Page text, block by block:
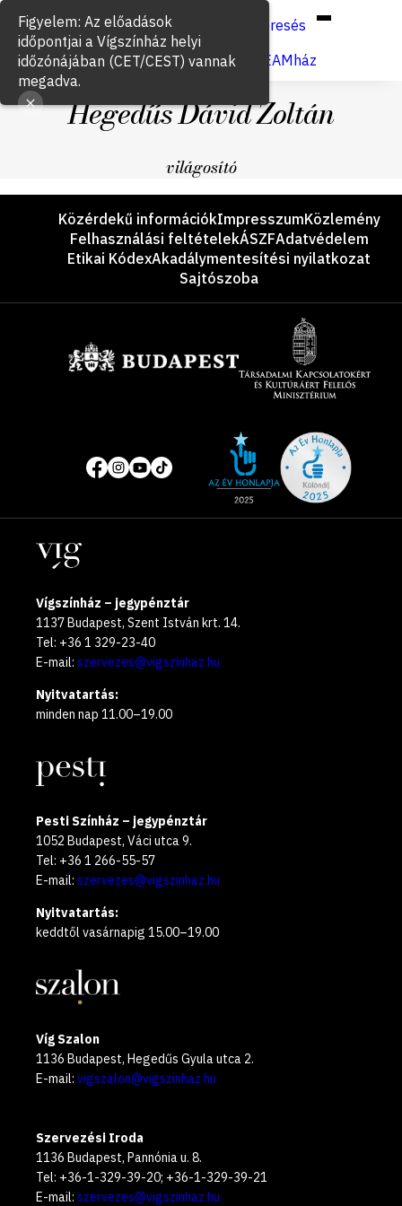
Keresés
Jegyvásárlás
VígSTREAMház
Hegedűs Dávid Zoltán
világosító
LáblécKözérdekű információkImpresszumKözlemény
Felhasználási feltételekÁSZFAdatvédelem
Etikai KódexAkadálymentesítési nyilatkozat
Sajtószoba
Közösségi
média
oldalak
of
year
Helyszínek
Vígszínház – jegypénztár
1137 Budapest, Szent István krt. 14.
Tel: +36 1 329-23-40
E-mail: szervezes@vigszinhaz.hu
Nyitvatartás:
minden nap 11.00–19.00
Pesti Színház – jegypénztár
1052 Budapest, Váci utca 9.
Tel: +36 1 266-55-57
E-mail: szervezes@vigszinhaz.hu
Nyitvatartás:
keddtől vasárnapig 15.00–19.00
Víg Szalon
1136 Budapest, Hegedűs Gyula utca 2.
E-mail: vigszalon@vigszinhaz.hu
Szervezési Iroda
1136 Budapest, Pannónia u. 8.
Tel: +36-1-329-39-20; +36-1-329-39-21
E-mail: szervezes@vigszinhaz.hu
Figyelem: Az előadások
időpontjai a Vígszínház helyi
időzónájában (CET/CEST) vannak
megadva.